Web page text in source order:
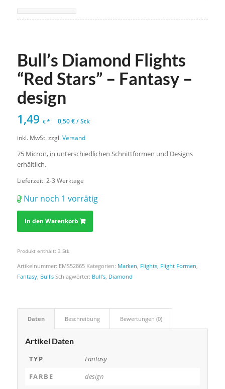
Bull’s Diamond Flights
“Red Stars” – Fantasy –
design
1,49 €* 0,50€/Stk
inkl. MwSt. zzgl. Versand
75 Micron, in unterschiedlichen Schnittformen und Designs
erhältlich.
Lieferzeit: 2-3 Werktage
Nur noch 1 vorrätig
In den Warenkorb
Produkt enthält: 3 Stk
Artikelnummer: EMS52865 Kategorien: Marken, Flights, Flight Formen,
Fantasy, Bull's Schlagwörter: Bull's, Diamond
Daten Beschreibung Bewertungen (0)
Artikel Daten
TYP
Fantasy
FARBE
design